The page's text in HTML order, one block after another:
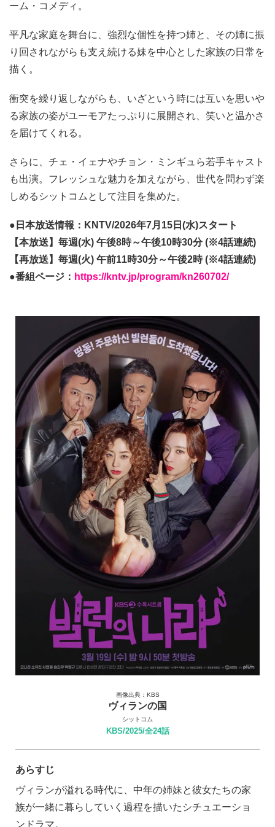
ーム・コメディ。
平凡な家庭を舞台に、強烈な個性を持つ姉と、その姉に振
り回されながらも支え続ける妹を中心とした家族の日常を
描く。
衝突を繰り返しながらも、いざという時には互いを思いや
る家族の姿がユーモアたっぷりに展開され、笑いと温かさ
を届けてくれる。
さらに、チェ・イェナやチョン・ミンギュら若手キャスト
も出演。フレッシュな魅力を加えながら、世代を問わず楽
しめるシットコムとして注目を集めた。
●日本放送情報：KNTV/2026年7月15日(水)スタート
【本放送】毎週(水) 午後8時～午後10時30分 (※4話連続)
【再放送】毎週(火) 午前11時30分～午後2時 (※4話連続)
●番組ページ： https://kntv.jp/program/kn260702/
画像出典：KBS
ヴィランの国
シットコム
KBS/2025/全24話
あらすじ
ヴィランが溢れる時代に、中年の姉妹と彼女たちの家
族が一緒に暮らしていく過程を描いたシチュエーショ
ンドラマ。